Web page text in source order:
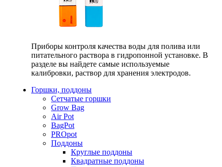
Приборы контроля качества воды для полива или
питательного раствора в гидропонной установке. В
разделе вы найдете самые используемые
калибровки, раствор для хранения электродов.
Горшки, поддоны
Сетчатые горшки
Grow Bag
Air Pot
BagPot
PROpot
Поддоны
Круглые поддоны
Квадратные поддоны